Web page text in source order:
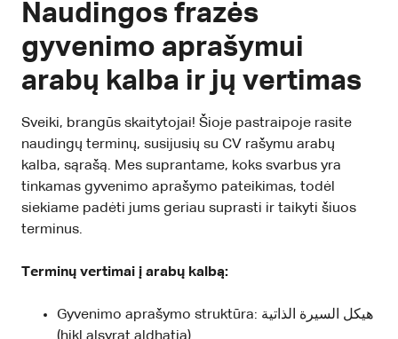
Naudingos frazės
gyvenimo aprašymui
arabų kalba ir jų vertimas
Sveiki, brangūs skaitytojai! Šioje pastraipoje rasite
naudingų terminų, susijusių su CV rašymu arabų
kalba, sąrašą. Mes suprantame, koks svarbus yra
tinkamas gyvenimo aprašymo pateikimas, todėl
siekiame padėti jums geriau suprasti ir taikyti šiuos
terminus.
Terminų vertimai į arabų kalbą:
Gyvenimo aprašymo struktūra: هيكل السيرة الذاتية
(hikl alsyrat aldhatia)